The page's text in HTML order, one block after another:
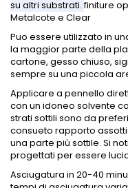
su altri substrati.finiture
Metalcote e Clear
Puo essere utilizzato in
la maggior parte della
cartone, gesso chiuso,
sempre su una piccola
Applicare a pennello
con un idoneo solvente
strati sottili sono da
consueto rapporto
una parte più sottile. Si
progettati per essere
Asciugatura in 20-40